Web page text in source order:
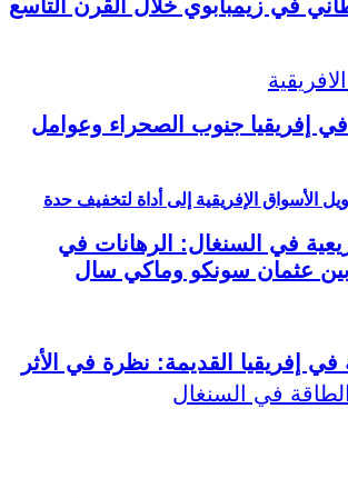
الأسواق الإفريقية إلى أداة لتخفيف حدة
في زيمبابوي خلال القرن التاسع
إفريقيا جنوب الصحراء وعوامل
في السنغال: الرهانات في
عثمان سونكو وماكي سال
في إفريقيا القديمة: نظرة في الأثر